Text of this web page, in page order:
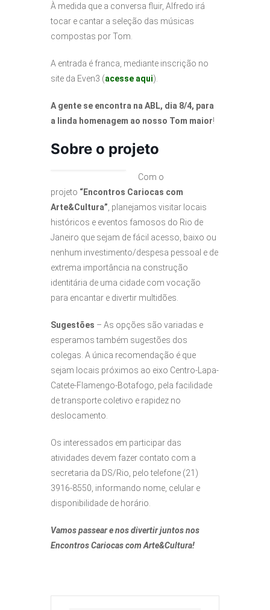
À medida que a conversa fluir, Alfredo irá
tocar e cantar a seleção das músicas
compostas por Tom.
A entrada é franca, mediante inscrição no
site da Even3 (acesse aqui).
A gente se encontra na ABL, dia 8/4, para
a linda homenagem ao nosso Tom maior!
Sobre o projeto
Com o
projeto “Encontros Cariocas com
Arte&Cultura” , planejamos visitar locais
históricos e eventos famosos do Rio de
Janeiro que sejam de fácil acesso, baixo ou
nenhum investimento/despesa pessoal e de
extrema importância na construção
identitária de uma cidade com vocação
para encantar e divertir multidões.
Sugestões – As opções são variadas e
esperamos também sugestões dos
colegas. A única recomendação é que
sejam locais próximos ao eixo Centro-Lapa-
Catete-Flamengo-Botafogo, pela facilidade
de transporte coletivo e rapidez no
deslocamento.
Os interessados em participar das
atividades devem fazer contato com a
secretaria da DS/Rio, pelo telefone (21)
3916-8550, informando nome, celular e
disponibilidade de horário.
Vamos passear e nos divertir juntos nos
Encontros Cariocas com Arte&Cultura!